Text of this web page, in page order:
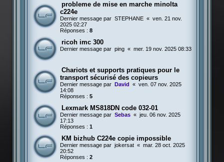
probleme de mise en marche minolta
c224e
Dernier message par STEPHANE « ven. 21 nov.
2025 02:27
Réponses : 8
ricoh imc 300
Dernier message par ping « mer. 19 nov. 2025 08:33
Chariots et supports pratiques pour le
transport sécurisé des copieurs
Dernier message par David « ven. 07 nov. 2025
14:08
Réponses : 5
Lexmark MS818DN code 032-01
Dernier message par Sebas « jeu. 06 nov. 2025
17:13
Réponses : 1
KM bizhub C224e copie impossible
Dernier message par jokersat « mar. 28 oct. 2025
20:52
Réponses : 2